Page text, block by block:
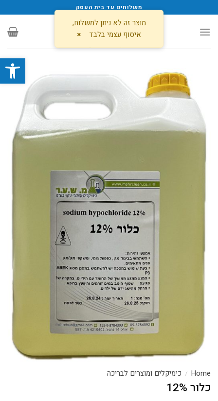
פתח
משלוחים עד בית העסק
Home
/ כימיקלים ומוצרים לבריכה
כלור 12%
מוצר זה לא ניתן למשלוח,
איסוף עצמי בלבד
×